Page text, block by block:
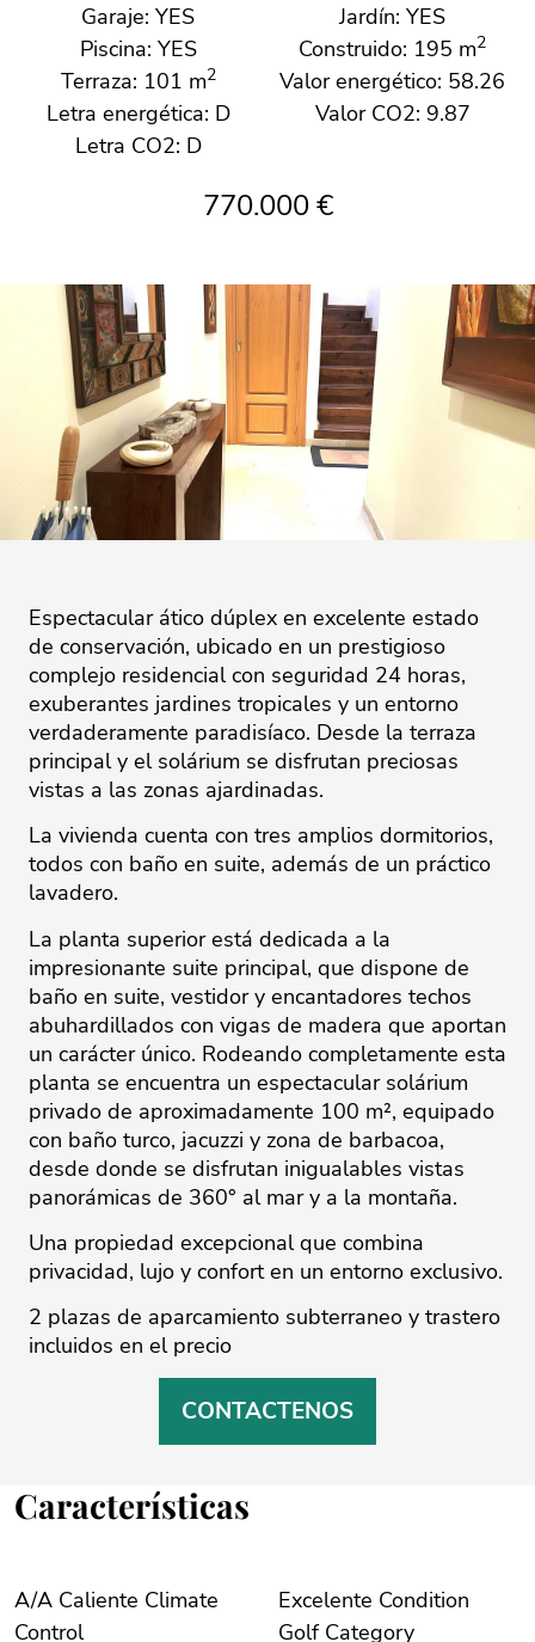
Garaje: YES
Jardín: YES
Piscina: YES
Construido: 195 m2
Terraza: 101 m2
Valor energético: 58.26
Letra energética: D
Valor CO2: 9.87
Letra CO2: D
770.000 €
Espectacular ático dúplex en excelente estado
de conservación, ubicado en un prestigioso
complejo residencial con seguridad 24 horas,
exuberantes jardines tropicales y un entorno
verdaderamente paradisíaco. Desde la terraza
principal y el solárium se disfrutan preciosas
vistas a las zonas ajardinadas.
La vivienda cuenta con tres amplios dormitorios,
todos con baño en suite, además de un práctico
lavadero.
La planta superior está dedicada a la
impresionante suite principal, que dispone de
baño en suite, vestidor y encantadores techos
abuhardillados con vigas de madera que aportan
un carácter único. Rodeando completamente esta
planta se encuentra un espectacular solárium
privado de aproximadamente 100 m², equipado
con baño turco, jacuzzi y zona de barbacoa,
desde donde se disfrutan inigualables vistas
panorámicas de ‌360° ‌al ‌mar ‌y ‌a la montaña.
Una ‌propiedad ‌excepcional ‌que ‌combina
‌privacidad, lujo ‌y ‌confort ‌en ‌un ‌entorno exclusivo.
2 plazas ‌de aparcamiento subterraneo ‌y ‌trastero
‌incluidos ‌en ‌el ‌precio
CONTACTENOS
Características
A/A Caliente Climate
Control
Excelente Condition
Golf Category